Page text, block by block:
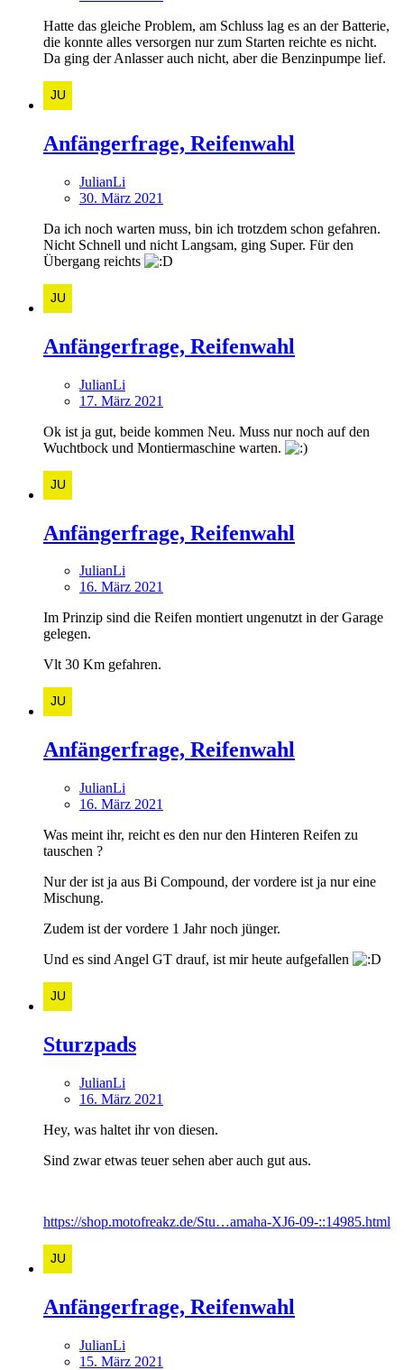
Hatte das gleiche Problem, am Schluss lag es an der Batterie,
die konnte alles versorgen nur zum Starten reichte es nicht.
Da ging der Anlasser auch nicht, aber die Benzinpumpe lief.
Anfängerfrage, Reifenwahl
JulianLi
30. März 2021
Da ich noch warten muss, bin ich trotzdem schon gefahren.
Nicht Schnell und nicht Langsam, ging Super. Für den
Übergang reichts
Anfängerfrage, Reifenwahl
JulianLi
17. März 2021
Ok ist ja gut, beide kommen Neu. Muss nur noch auf den
Wuchtbock und Montiermaschine warten.
Anfängerfrage, Reifenwahl
JulianLi
16. März 2021
Im Prinzip sind die Reifen montiert ungenutzt in der Garage
gelegen.
Vlt 30 Km gefahren.
Anfängerfrage, Reifenwahl
JulianLi
16. März 2021
Was meint ihr, reicht es den nur den Hinteren Reifen zu
tauschen ?
Nur der ist ja aus Bi Compound, der vordere ist ja nur eine
Mischung.
Zudem ist der vordere 1 Jahr noch jünger.
Und es sind Angel GT drauf, ist mir heute aufgefallen
Sturzpads
JulianLi
16. März 2021
Hey, was haltet ihr von diesen.
Sind zwar etwas teuer sehen aber auch gut aus.
https://shop.motofreakz.de/Stu…amaha-XJ6-09-::14985.html
Anfängerfrage, Reifenwahl
JulianLi
15. März 2021